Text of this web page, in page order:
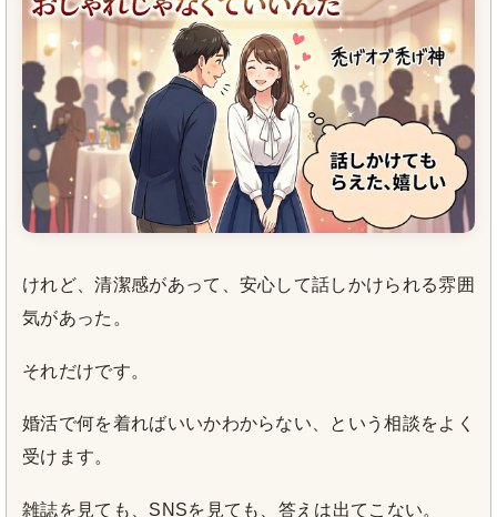
けれど、清潔感があって、安心して話しかけられる雰囲
気があった。
それだけです。
婚活で何を着ればいいかわからない、という相談をよく
受けます。
雑誌を見ても、SNSを見ても、答えは出てこない。